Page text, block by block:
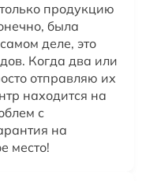
продукцию
была
деле, это
Когда два или
отправляю их
находится на
с
на
место!